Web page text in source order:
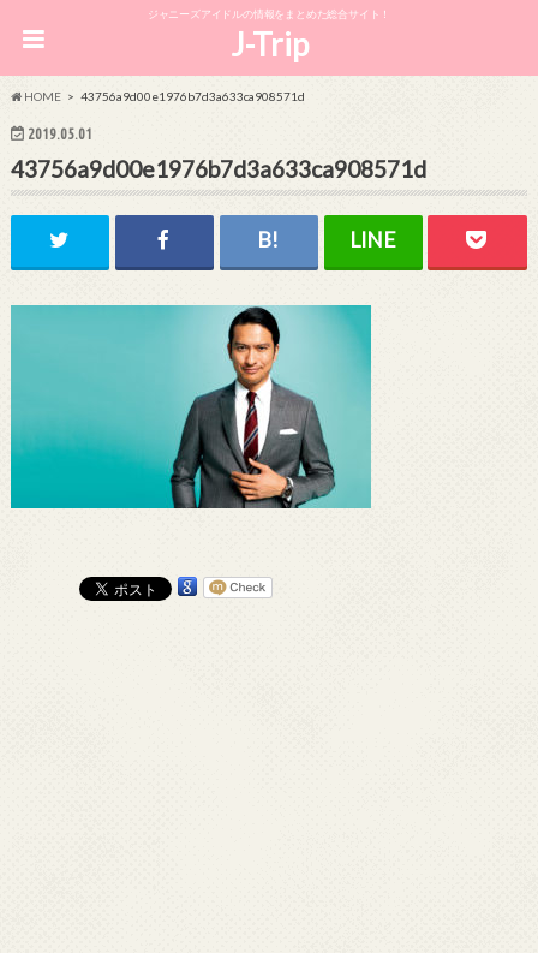
ジャニーズアイドルの情報をまとめた総合サイト！
J-Trip
HOME 43756a9d00e1976b7d3a633ca908571d
2019.05.01
43756a9d00e1976b7d3a633ca908571d